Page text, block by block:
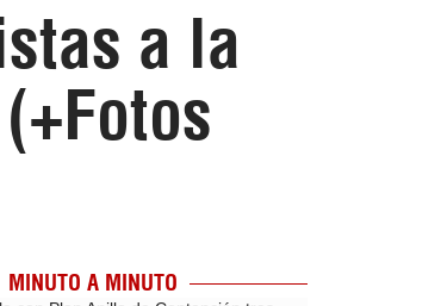
a la
MINUTO A MINUTO